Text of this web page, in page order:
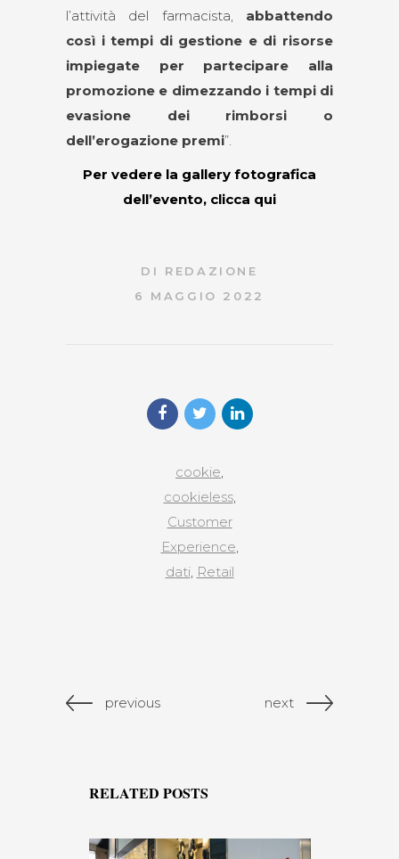
l’attività del farmacista, abbattendo
così i tempi di gestione e di risorse
impiegate per partecipare alla
promozione e dimezzando i tempi di
evasione dei rimborsi o
dell’erogazione premi”.
Per vedere la gallery fotografica
dell’evento, clicca qui
DI REDAZIONE
6 MAGGIO 2022
cookie,
cookieless,
Customer
Experience,
dati, Retail
previous next
RELATED POSTS